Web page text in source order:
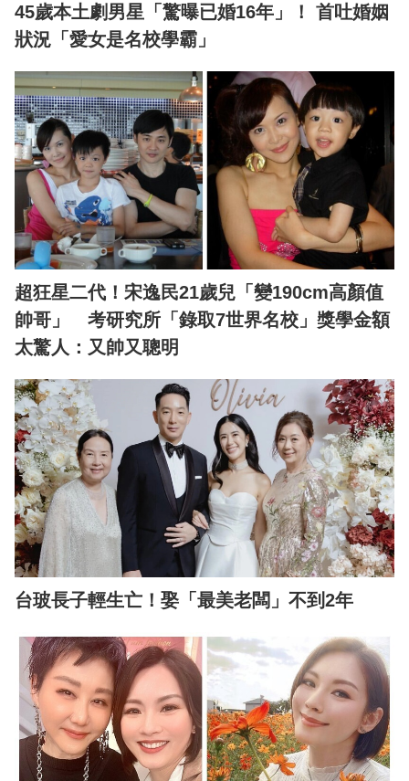
45歲本土劇男星「驚曝已婚16年」！ 首吐婚姻
狀況「愛女是名校學霸」
超狂星二代！宋逸民21歲兒「變190cm高顏值
帥哥」 考研究所「錄取7世界名校」獎學金額
太驚人：又帥又聰明
台玻長子輕生亡！娶「最美老闆」不到2年